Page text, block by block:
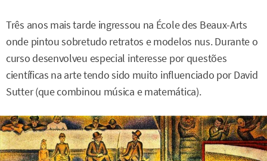
Três anos mais tarde ingressou na École des Beaux-Arts
onde pintou sobretudo retratos e modelos nus. Durante o
curso desenvolveu especial interesse por questões
científicas na arte tendo sido muito influenciado por David
Sutter (que combinou música e matemática).